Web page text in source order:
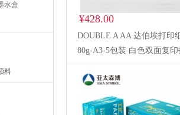
水盒
料
¥428.00
DOUBLE A AA 达伯埃打印
80g-A3-5包装 白色双面复
纸 办公用品a4复印纸